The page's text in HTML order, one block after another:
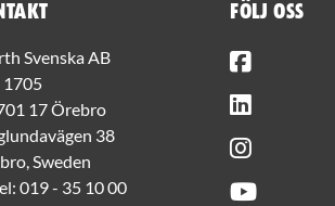
Svenska AB
1705
17 Örebro
38
Sweden
019 - 35 10 00
Följ oss